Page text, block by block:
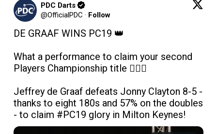
PDC Darts
@OfficialPDC · Follow
DE GRAAF WINS PC19 👑
What a performance to claim your second
Players Championship title 😮‍💨💪
Jeffrey de Graaf defeats Jonny Clayton 8-5 -
thanks to eight 180s and 57% on the doubles
- to claim #PC19 glory in Milton Keynes!